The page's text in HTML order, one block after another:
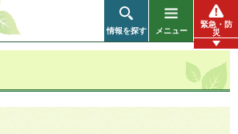
情報を探す メニュー
緊急・防
災